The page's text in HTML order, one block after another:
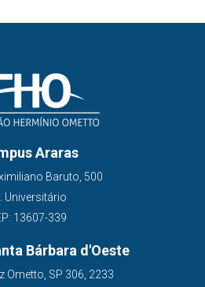
Araras
Baruto, 500
Universitário
13607-339
Bárbara d'Oeste
Ometto, SP 306, 2233